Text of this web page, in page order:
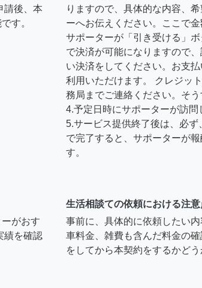
請後、本
す。
りますので、具体的な内容、
ーへお伝えください。ここで
サポーターが「引き受ける」
で決済が可能になりますので
い決済をしてください。お支
利用いただけます。 クレジッ
務局までご連絡ください。そ
4.予定日時にサポーターが訪問
5.サービス提供終了後は、必
で完了すると、サポーターが
す。
がおす
績を確認
生活相談ての依頼における注意
事前に、具体的に依頼したい
車料金、雑費も含んだ料金の
をしてから本契約をするかどう